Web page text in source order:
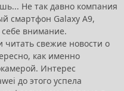
Не так давно компания
смартфон Galaxy A9,
внимание.
читать свежие новости о
как именно
Интерес
до этого успела